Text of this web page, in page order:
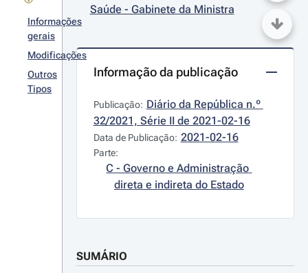
Informações
gerais
Modificações
Outros
Tipos
Saúde - Gabinete da Ministra
Informação da publicação
Publicação: Diário da República n.º
32/2021, Série II de 2021-02-16
Data de Publicação: 2021-02-16
Parte:
C - Governo e Administração
direta e indireta do Estado
SUMÁRIO